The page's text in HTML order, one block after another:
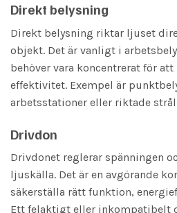
Direkt belysning
Direkt belysning riktar ljuset
objekt. Det är vanligt i
behöver vara koncentrerat för
effektivitet. Exempel är
arbetsstationer eller riktade
Drivdon
Drivdonet reglerar spänningen
ljuskälla. Det är en avgörande
säkerställa rätt funktion,
Ett felaktigt eller inkompatibelt